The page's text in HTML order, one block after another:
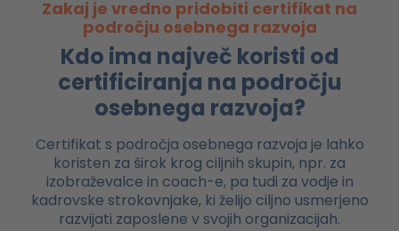
Zakaj je vredno pridobiti certifikat na
področju osebnega razvoja
Kdo ima največ koristi od
certificiranja na področju
osebnega razvoja?
Certifikat s področja osebnega razvoja je lahko
koristen za širok krog ciljnih skupin, npr. za
izobraževalce in coach-e, pa tudi za vodje in
kadrovske strokovnjake, ki želijo ciljno usmerjeno
razvijati zaposlene v svojih organizacijah.